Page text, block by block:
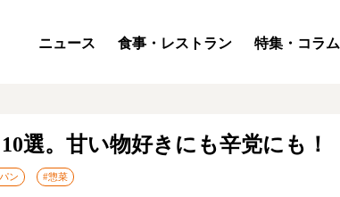
ニュース 食事・レストラン 特集・コラム
選。甘い物好きにも辛党にも！
ン #惣菜